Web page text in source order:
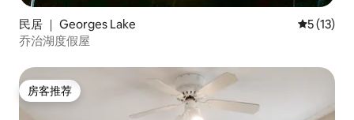
民居 ｜ Georges Lake 平均评分
5 (13)
乔治湖度假屋
房客推荐
房客推荐